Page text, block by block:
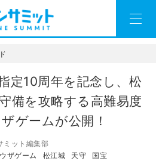
定10周年を記念し、松
備を攻略する高難易度
ゲームが公開！
ミット編集部
ザゲーム 松江城 天守 国宝